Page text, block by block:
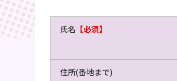
氏名 【必須】
住所(番地まで)